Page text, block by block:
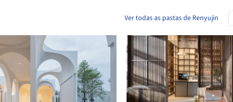
Ver todas as pastas de Renyujin